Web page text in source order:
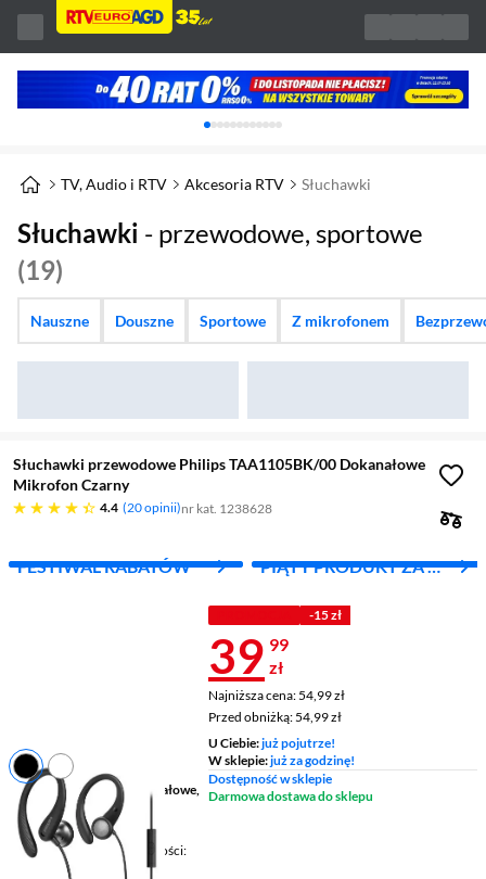
Karuzela z banerami, aktualny element 1 z
TV, Audio i RTV Akcesoria RTV Słuchawki
Słuchawki - przewodowe, sportowe
(19)
Nauszne Douszne Sportowe Z mikrofonem
Słuchawki przewodowe Philips TAA1105BK/00 Dokanałowe
Mikrofon Czarny
4.4
4.4 gwiazdek 20 opinii nr kat. 1238628
FESTIWAL RABATÓW
PIĄTY PRODUKT ZA 1
Budowa słuchawek
dokanałowe,
zaczep na ucho
Łączność przewodowe,
Mikrofon / Regulacja głośności
-15 zł
Cena 39,99
39 99
zł
Najniższa cena: 54,99 zł
Najniższa cena: 54,99 zł
Przed obniżką: 54,99 zł
Przed obniżką: 54,99 zł
U Ciebie:już pojutrze!
W sklepie:już za godzinę!
Dostępność w sklepie
Darmowa dostawa do sklepu